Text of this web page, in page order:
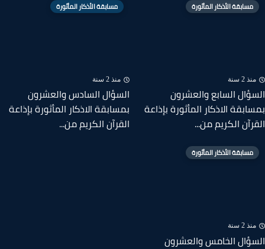
مسابقة الأذكار المأثورة
2 سنة
السابع والعشرون
الاذكار المأثورة بإذاعة
الكريم من...
مسابقة الأذكار المأثورة
منذ 2 سنة
السؤال السادس والعشرون
بمسابقة الاذكار المأثورة بإذاعة
القرآن الكريم من...
مسابقة الأذكار المأثورة
2 سنة
الخامس والعشرون